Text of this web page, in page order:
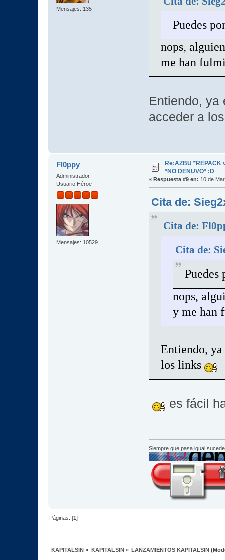
Mensajes: 135
Puedes
nops,
me han
Entiendo, ya
acceder a
Fl0ppy
Administrador
Usuario Héroe
Mensajes: 10529
Re:AZBU *REPACK
*NO DENUVO* :D
« Respuesta #9 en: 10 de
Cita de:
Cita de:
Cita de:
Puedes
nops,
y me han
Entiendo, ya
los links
es fácil
Siempre que pasa igual
Páginas: [1]
KAPITALSIN » KAPITALSIN» LANZAMIENTOS KAPITALSIN